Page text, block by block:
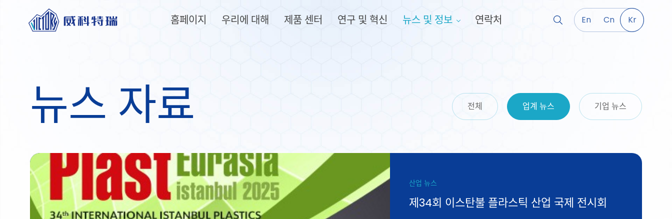
홈페이지 우리에 대해 제품 센터 연구 및 혁신 뉴스 및 정보 연락처 En Cn Kr
뉴스 자료 전체 업계 뉴스 기업 뉴스
산업 뉴스
제34회 이스탄불 플라스틱 산업 국제 전시회